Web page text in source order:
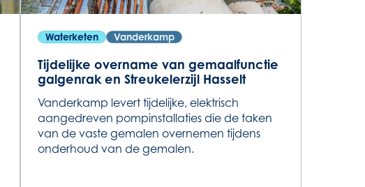
Waterketen Vanderkamp
Tijdelijke overname van gemaalfunctie
galgenrak en Streukelerzijl Hasselt
Vanderkamp levert tijdelijke, elektrisch
aangedreven pompinstallaties die de taken
van de vaste gemalen overnemen tijdens
onderhoud van de gemalen.